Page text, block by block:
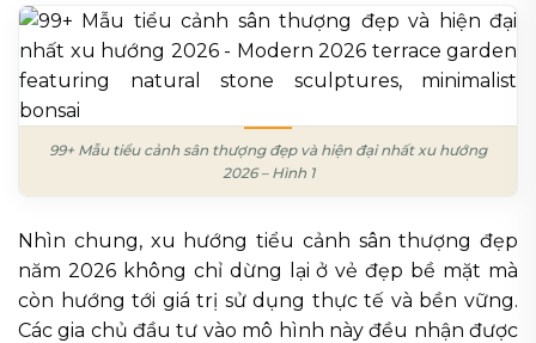
99+ Mẫu tiểu cảnh sân thượng đẹp và hiện đại nhất xu hướng
2026 – Hình 1
Nhìn chung, xu hướng tiểu cảnh sân thượng đẹp
năm 2026 không chỉ dừng lại ở vẻ đẹp bề mặt mà
còn hướng tới giá trị sử dụng thực tế và bền vững.
Các gia chủ đầu tư vào mô hình này đều nhận được